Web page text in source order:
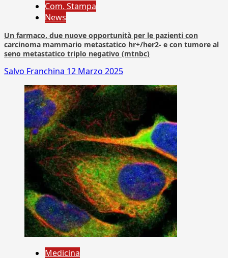
Com. Stampa
News
Un farmaco, due nuove opportunità per le pazienti con
carcinoma mammario metastatico hr+/her2- e con tumore al
seno metastatico triplo negativo (mtnbc)
Salvo Franchina 12 Marzo 2025
Medicina